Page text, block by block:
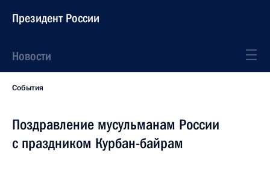
Президент России
Новости
События
Поздравление мусульманам России
с праздником Курбан-байрам